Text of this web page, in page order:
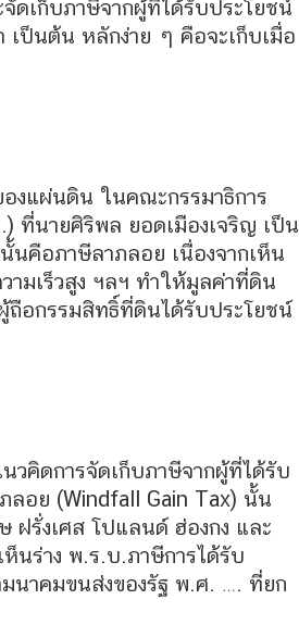
จัดเก็บภาษีจากผู้ที่ได้รับประโยชน์
เป็นต้น หลักง่าย ๆ คือจะเก็บเมื่อ
งแผ่นดิน ในคณะกรรมาธิการ
ที่นายศิริพล ยอดเมืองเจริญ เป็น
นคือภาษีลาภลอย เนื่องจากเห็น
ามเร็วสูง ฯลฯ ทำให้มูลค่าที่ดิน
ถือกรรมสิทธิ์ที่ดินได้รับประโยชน์
นวคิดการจัดเก็บภาษีจากผู้ที่ได้รับ
ลอย (Windfall Gain Tax) นั้น
ฝรั่งเศส โปแลนด์ ฮ่องกง และ
นร่าง พ.ร.บ.ภาษีการได้รับ
นาคมขนส่งของรัฐ พ.ศ. …. ที่ยก